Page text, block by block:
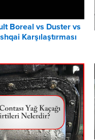
Boreal vs Duster vs
Karşılaştırması